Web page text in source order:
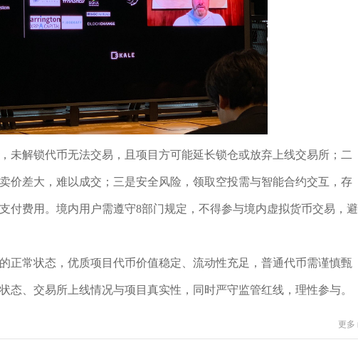
未解锁代币无法交易，且项目方可能延长锁仓或放弃上线交易所；二
价差大，难以成交；三是安全风险，领取空投需与智能合约交互，存
付费用。境内用户需遵守8部门规定，不得参与境内虚拟货币交易，避
正常状态，优质项目代币价值稳定、流动性充足，普通代币需谨慎甄
态、交易所上线情况与项目真实性，同时严守监管红线，理性参与。
更多